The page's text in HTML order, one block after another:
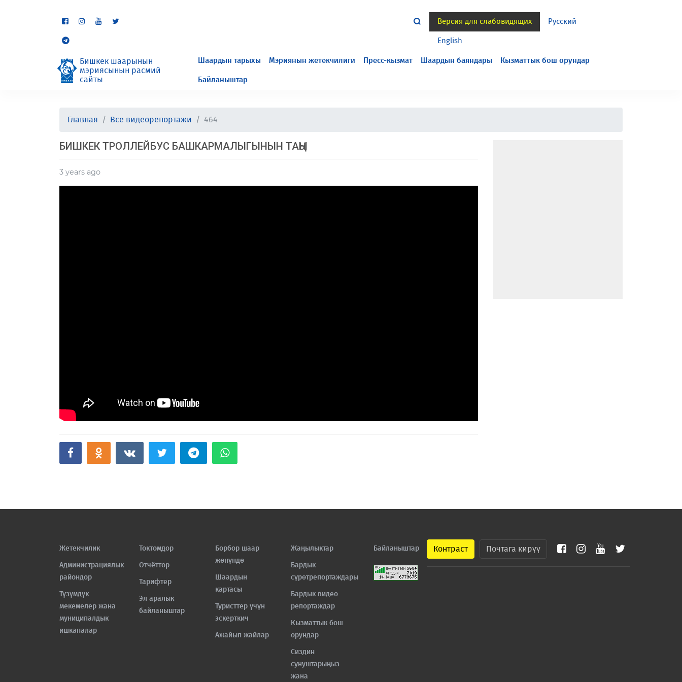
Версия для слабовидящих Русский
English
Бишкек шаарынын
мэриясынын расмий
сайты
Шаардын тарыхы Мэриянын жетекчилиги Пресс-кызмат Шаардын баяндары Кызматтык бош орундар
Байланыштар
Главная Все видеорепортажи 464
БИШКЕК ТРОЛЛЕЙБУС БАШКАРМАЛЫГЫНЫН ТАҢЫ
3 years ago
Жетекчилик
Администрациялык
райондор
Түзүмдүк
мекемелер жана
муниципалдык
ишканалар
Токтомдор
Отчёттор
Тарифтер
Эл аралык
байланыштар
Борбор шаар
жөнүндө
Шаардын
картасы
Туристтер үчүн
эскерткич
Ажайып жайлар
Жаңылыктар
Бардык
сүрөтрепортаждары
Бардык видео
репортаждар
Кызматтык бош
орундар
Сиздин
сунуштарыңыз
жана
Байланыштар Контраст Почтага кирүү